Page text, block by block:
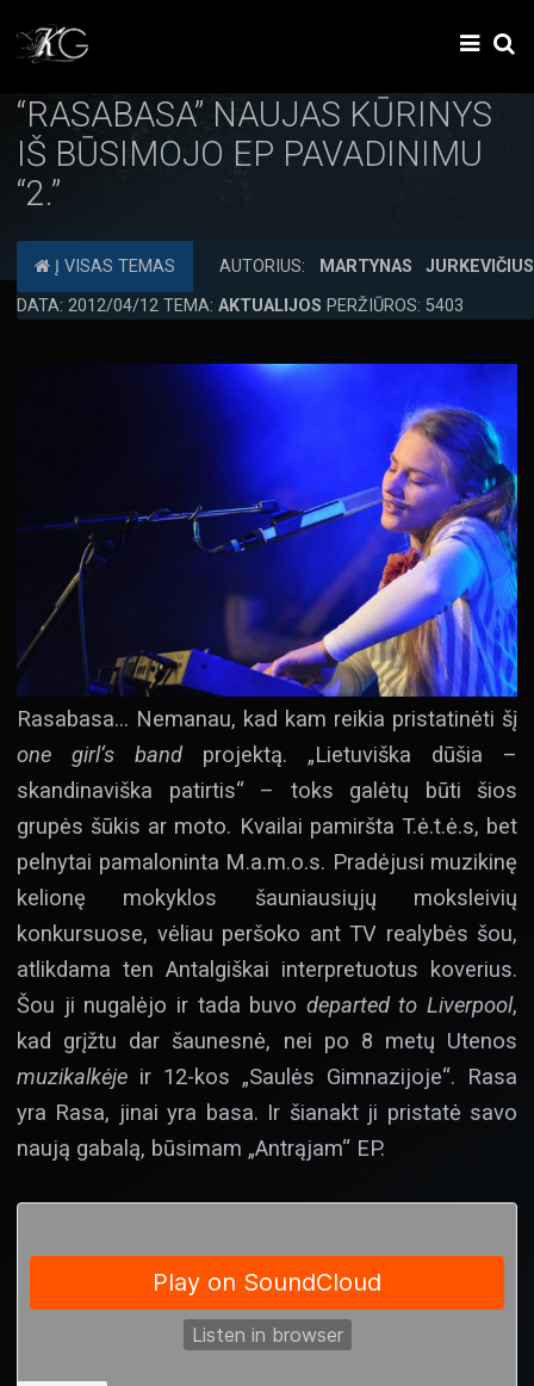
“RASABASA” NAUJAS KŪRINYS
IŠ BŪSIMOJO EP PAVADINIMU
“2.”
Į VISAS TEMAS AUTORIUS:
MARTYNAS JURKEVIČIUS
DATA: 2012/04/12 TEMA: AKTUALIJOS PERŽIŪROS: 5403
Rasabasa… Nemanau, kad kam reikia pristatinėti šį
one girl‘s bandprojektą. „Lietuviška dūšia –
skandinaviška patirtis“ – toks galėtų būti šios
grupės šūkis ar moto. Kvailai pamiršta T.ė.t.ė.s, bet
pelnytai pamaloninta M.a.m.o.s. Pradėjusi muzikinę
kelionę mokyklos šauniausiųjų moksleivių
konkursuose, vėliau peršoko ant TV realybės šou,
atlikdama ten Antalgiškai interpretuotus koverius.
Šou ji nugalėjo ir tada buvo departed to Liverpool,
kad grįžtu dar šaunesnė, nei po 8 metų Utenos
muzikalkėje ir 12-kos „Saulės Gimnazijoje“. Rasa
yra Rasa, jinai yra basa. Ir šianakt ji pristatė savo
naują gabalą, būsimam „Antrąjam“ EP.